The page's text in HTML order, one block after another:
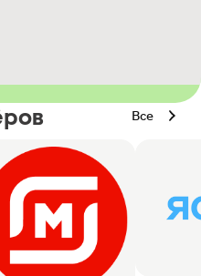
Все